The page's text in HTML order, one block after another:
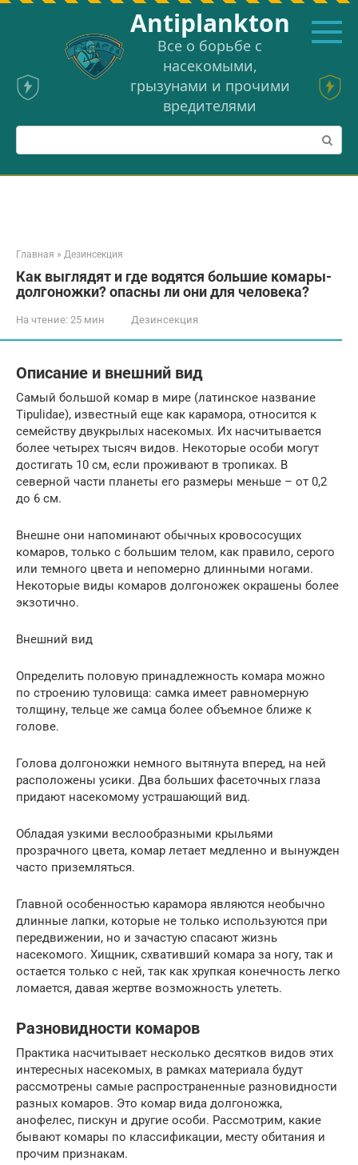
Перейти
Аntiplankton
Все о борьбе с
насекомыми,
грызунами и прочими
вредителями
Поиск:
Главная » Дезинсекция
Как выглядят и где водятся большие комары-
долгоножки? опасны ли они для человека?
На чтение: 25 мин Дезинсекция
Описание и внешний вид
Самый большой комар в мире (латинское название
Tipulidae), известный еще как карамора, относится к
семейству двукрылых насекомых. Их насчитывается
более четырех тысяч видов. Некоторые особи могут
достигать 10 см, если проживают в тропиках. В
северной части планеты его размеры меньше – от 0,2
до 6 см.
Внешне они напоминают обычных кровососущих
комаров, только с большим телом, как правило, серого
или темного цвета и непомерно длинными ногами.
Некоторые виды комаров долгоножек окрашены более
экзотично.
Внешний вид
Определить половую принадлежность комара можно
по строению туловища: самка имеет равномерную
толщину, тельце же самца более объемное ближе к
голове.
Голова долгоножки немного вытянута вперед, на ней
расположены усики. Два больших фасеточных глаза
придают насекомому устрашающий вид.
Обладая узкими веслообразными крыльями
прозрачного цвета, комар летает медленно и вынужден
часто приземляться.
Главной особенностью карамора являются необычно
длинные лапки, которые не только используются при
передвижении, но и зачастую спасают жизнь
насекомого. Хищник, схвативший комара за ногу, так и
остается только с ней, так как хрупкая конечность легко
ломается, давая жертве возможность улететь.
Разновидности комаров
Практика насчитывает несколько десятков видов этих
интересных насекомых, в рамках материала будут
рассмотрены самые распространенные разновидности
разных комаров. Это комар вида долгоножка,
анофелес, пискун и другие особи. Рассмотрим, какие
бывают комары по классификации, месту обитания и
прочим признакам.